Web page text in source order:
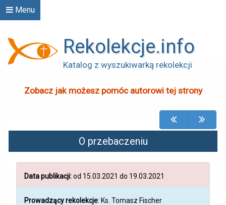
Menu
Rekolekcje.info
Katalog z wyszukiwarką rekolekcji
Zobacz jak możesz pomóc autorowi tej strony
O przebaczeniu
Data publikacji:od 15.03.2021 do 19.03.2021
Prowadzący rekolekcje: Ks. Tomasz Fischer